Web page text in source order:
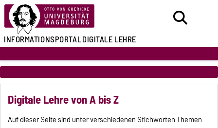
INFORMATIONSPORTALDIGITALE LEHRE
Digitale Lehre von A bis Z
Auf dieser Seite sind unter verschiedenen Stichworten Themen